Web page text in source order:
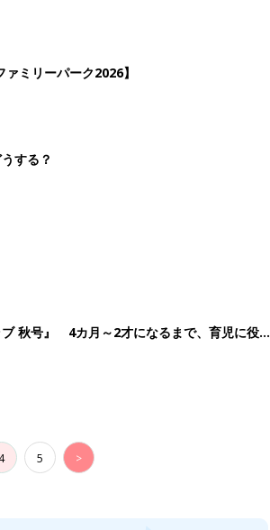
ミリーパーク2026】
する？
秋号』 4カ月～2才になるまで、育児に役立
4 5 >